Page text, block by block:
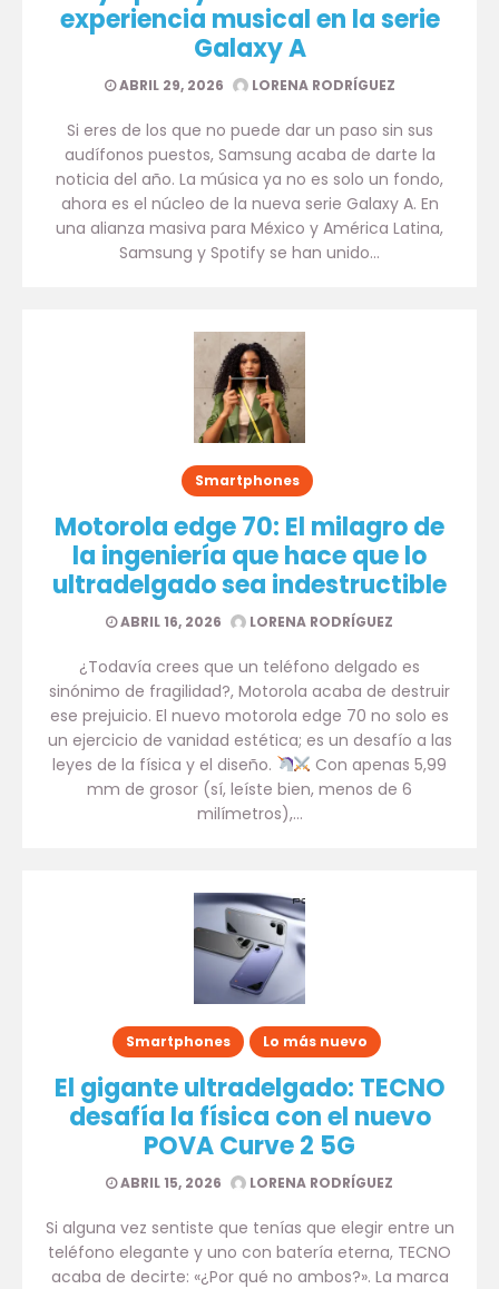
experiencia musical en la serie
Galaxy A
ABRIL 29, 2026 LORENA RODRÍGUEZ
Si eres de los que no puede dar un paso sin sus
audífonos puestos, Samsung acaba de darte la
noticia del año. La música ya no es solo un fondo,
ahora es el núcleo de la nueva serie Galaxy A. En
una alianza masiva para México y América Latina,
Samsung y Spotify se han unido…
Smartphones
Motorola edge 70: El milagro de
la ingeniería que hace que lo
ultradelgado sea indestructible
ABRIL 16, 2026 LORENA RODRÍGUEZ
¿Todavía crees que un teléfono delgado es
sinónimo de fragilidad?, Motorola acaba de destruir
ese prejuicio. El nuevo motorola edge 70 no solo es
un ejercicio de vanidad estética; es un desafío a las
leyes de la física y el diseño.
Con apenas 5,99
mm de grosor (sí, leíste bien, menos de 6
milímetros),…
Smartphones Lo más nuevo
El gigante ultradelgado: TECNO
desafía la física con el nuevo
POVA Curve 2 5G
ABRIL 15, 2026 LORENA RODRÍGUEZ
Si alguna vez sentiste que tenías que elegir entre un
teléfono elegante y uno con batería eterna, TECNO
acaba de decirte: «¿Por qué no ambos?». La marca